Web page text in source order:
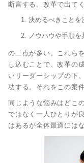
断言する。改革で出て
決めるべきことを
ノウハウや手順
の二点が多い。これら
し込むことで、改革の
いリーダーシップの下
功する。それをこの案
同じような悩みはどこ
ではなく一人ひとりが
はあるが全体最適には